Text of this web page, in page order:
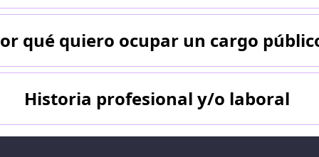
qué quiero ocupar un cargo
Historia profesional y/o laboral